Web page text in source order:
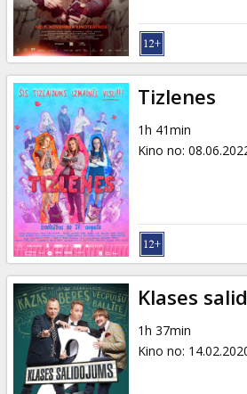
Tizlenes
1h 41min
Kino no:
Klases
1h 37min
Kino no: